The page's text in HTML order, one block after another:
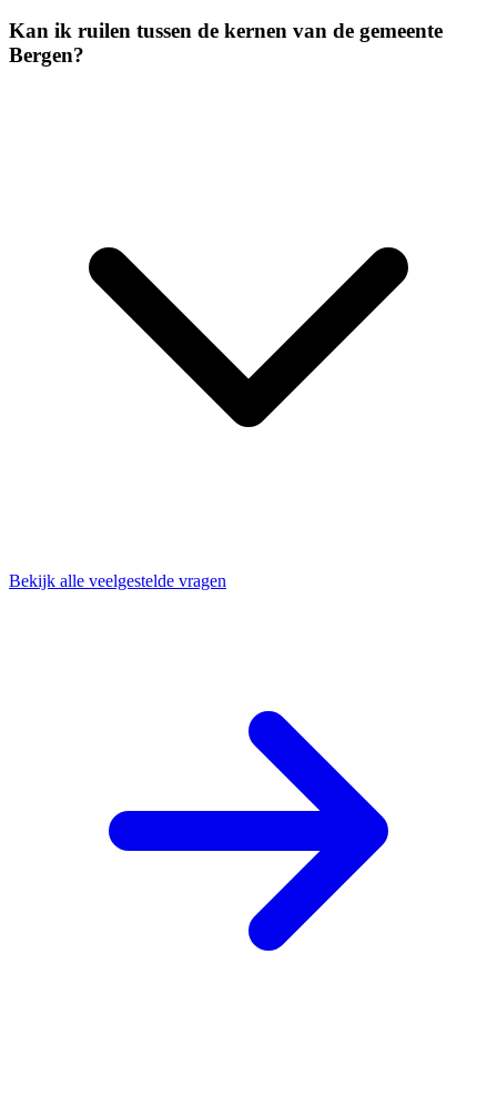
Kan ik ruilen tussen de kernen van de gemeente
Bergen?
Bekijk alle veelgestelde vragen